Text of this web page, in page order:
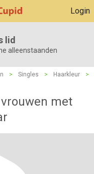
Login
lid
alleenstaanden
> Singles > Haarkleur
>
met